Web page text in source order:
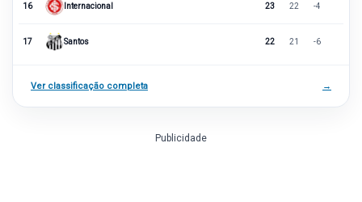
16 Internacional 23 22 -4
17 Santos 22 21 -6
Ver classificação completa →
Publicidade